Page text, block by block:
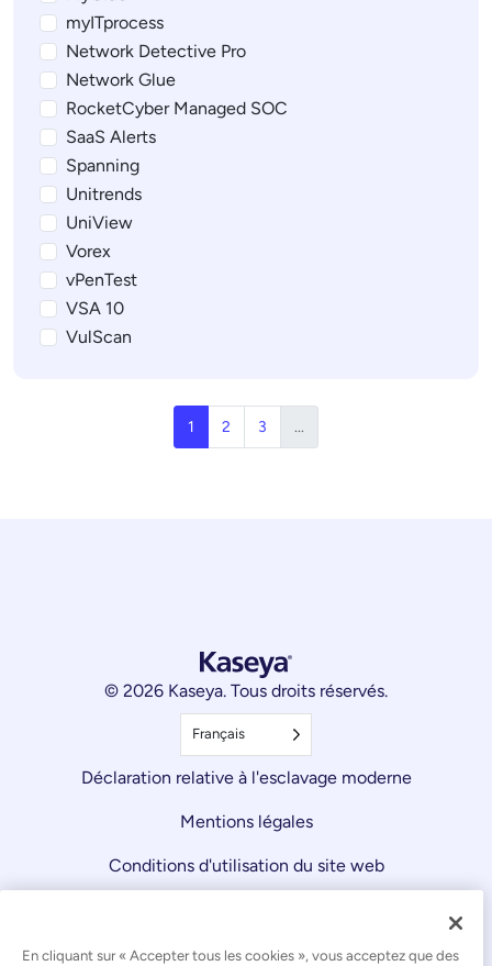
myITprocess
Network Detective Pro
Network Glue
RocketCyber Managed SOC
SaaS Alerts
Spanning
Unitrends
UniView
Vorex
vPenTest
VSA 10
VulScan
1 2 3 ...
© 2026 Kaseya. Tous droits réservés.
Français
Déclaration relative à l'esclavage moderne
Mentions légales
Conditions d'utilisation du site web
Cookies Settings Avis relatif aux cookies
En cliquant sur « Accepter tous les cookies », vous acceptez que des